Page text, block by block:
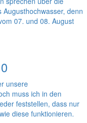
denn
07. und 08. August
unsere
muss ich in den
feststellen, dass nur
diese funktionieren.